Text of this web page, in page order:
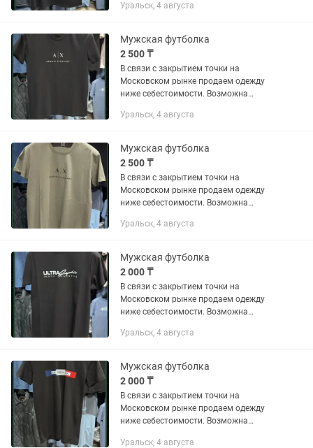
Уральск, 4 августа
Мужская футболка
2 500 ₸
В связи с закрытием точки на
Московском рынке продаем одежду
ниже себестоимости. Возможна
Уральск, 4 августа
Мужская футболка
2 500 ₸
В связи с закрытием точки на
Московском рынке продаем одежду
ниже себестоимости. Возможна
Уральск, 4 августа
Мужская футболка
2 000 ₸
В связи с закрытием точки на
Московском рынке продаем одежду
ниже себестоимости. Возможна
Уральск, 4 августа
Мужская футболка
2 000 ₸
В связи с закрытием точки на
Московском рынке продаем одежду
ниже себестоимости. Возможна
Уральск, 4 августа